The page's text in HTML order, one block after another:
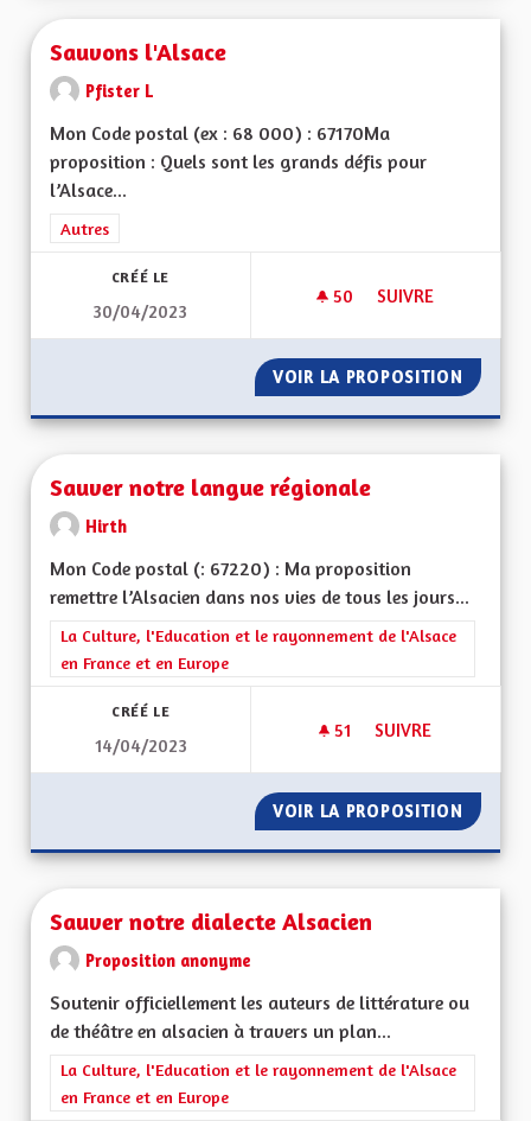
Sauvons l'Alsace
Pfister L
Mon Code postal (ex : 68 000) : 67170Ma
proposition : Quels sont les grands défis pour
l’Alsace...
Filtrer les résultats de la catégorie : Autres
Autres
CRÉÉ LE
30/04/2023
50 50 ABONNÉS
SUIVRE
VOIR LA PROPOSITION
Sauver notre langue régionale
Hirth
Mon Code postal (: 67220) : Ma proposition
remettre l’Alsacien dans nos vies de tous les jours...
Filtrer les résultats de la catégorie : La Culture, l'Education et
La Culture, l'Education et le rayonnement de l'Alsace
en France et en Europe
CRÉÉ LE
14/04/2023
51 51 ABONNÉS
SUIVRE
VOIR LA PROPOSITION
Sauver notre dialecte Alsacien
Proposition anonyme
Soutenir officiellement les auteurs de littérature ou
de théâtre en alsacien à travers un plan...
Filtrer les résultats de la catégorie : La Culture, l'Education et
La Culture, l'Education et le rayonnement de l'Alsace
en France et en Europe